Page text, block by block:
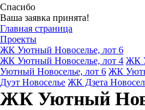
Спасибо
Ваша заявка принята!
Главная страница
Проекты
ЖК Уютный Новоселье, лот 6
ЖК Уютный Новоселье, лот 4 ЖК
Уютный Новоселье, лот 6 ЖК
Дуэт Новоселье ЖК Дзета
ЖК Уютный